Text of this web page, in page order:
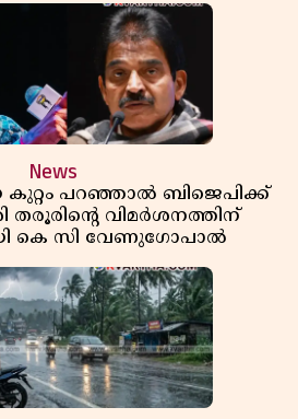
News
പറഞ്ഞാൽ ബിജെപിക്ക്
തരൂരിന്റെ വിമർശനത്തിന്
കെ സി വേണുഗോപാൽ